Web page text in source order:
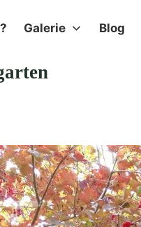
Galerie Blog